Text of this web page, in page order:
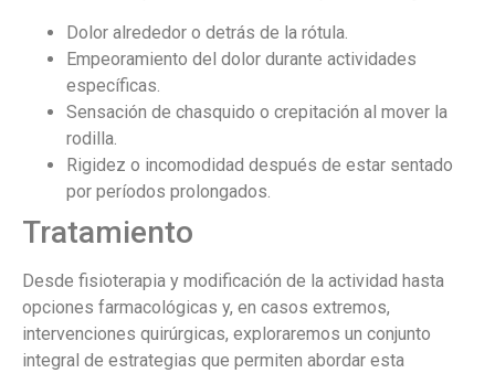
Dolor alrededor o detrás de la rótula.
Empeoramiento del dolor durante actividades
específicas.
Sensación de chasquido o crepitación al mover la
rodilla.
Rigidez o incomodidad después de estar sentado
por períodos prolongados.
Tratamiento
Desde fisioterapia y modificación de la actividad hasta
opciones farmacológicas y, en casos extremos,
intervenciones quirúrgicas, exploraremos un conjunto
integral de estrategias que permiten abordar esta